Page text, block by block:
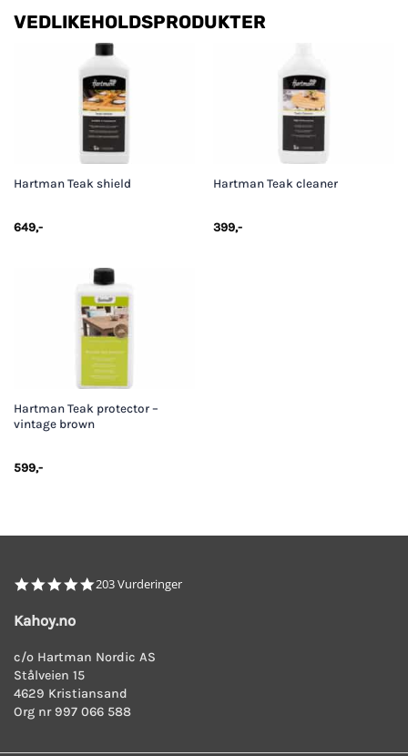
VEDLIKEHOLDSPRODUKTER
Hartman Teak shield
649,-
Hartman Teak cleaner
399,-
Hartman Teak protector –
vintage brown
599,-
4.8
203 Vurderinger
Kahoy.no
c/o Hartman Nordic AS
Stålveien 15
4629 Kristiansand
Org nr 997 066 588